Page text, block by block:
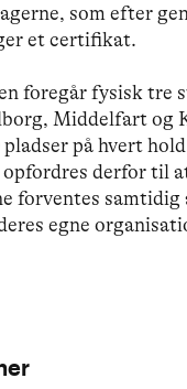
som efter
et certifikat.
foregår fysisk tre
Middelfart og
på hvert
derfor til
forventes
egne